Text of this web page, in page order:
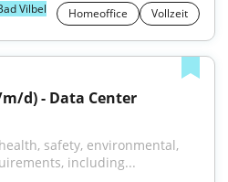
Vilbel Homeoffice Vollzeit
d) - Data Center
safety, environmental,
including...